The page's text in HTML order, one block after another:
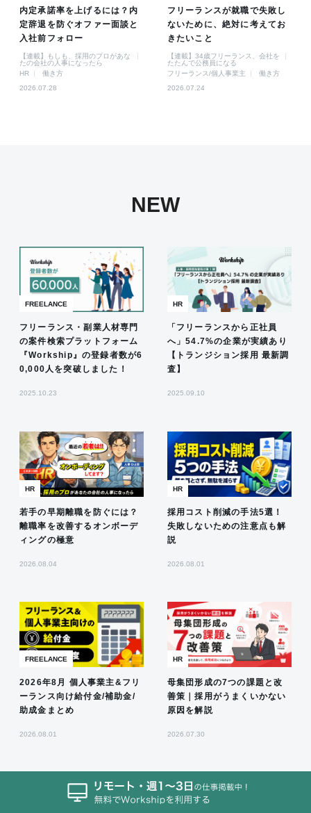
内定承諾率を上げるには？内
定辞退を防ぐオファー面談と
入社前フォロー
【連載】もしも、採用のプロがあな
たの会社の人事になったら
HR
働き方
2026.07.28
フリーランスが就職で失敗し
ないために、絶対に考えてお
きたいこと
【連載】34歳フリーランス、会社を
たたんで公務員になる
フリーランス/個人事業主
働き方
2026.07.24
NEW
FREELANCE
フリーランス・副業人材専門
の案件検索プラットフォーム
『Workship』の登録者数が6
0,000人を突破しました！
2025.10.23
HR
「フリーランスから正社員
へ」54.7%の企業が実績あり
【トランジション採用 最新調
査】
2025.09.10
HR
若手の早期離職を防ぐには？
離職率を改善するオンボーデ
ィングの極意
2026.08.04
HR
採用コスト削減の手法5選！
失敗しないための注意点も解
説
2026.08.01
FREELANCE
2026年8月 個人事業主&フリ
ーランス向け給付金/補助金/
助成金まとめ
2026.08.01
HR
母集団形成の7つの課題と改
善策｜採用がうまくいかない
原因を解説
2026.07.30
MORE ARTICLES